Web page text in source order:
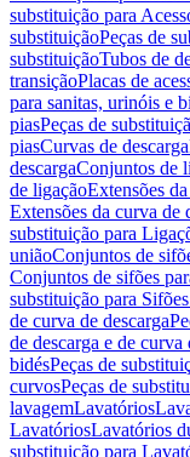
substituição para
substituiçãoPeças de
substituiçãoTubos de
transiçãoPlacas de
para sanitas, urinóis e
piasPeças de
piasCurvas de descarga
descargaConjuntos de
de ligaçãoExtensões
Extensões da curva de
substituição para
uniãoConjuntos de
Conjuntos de sifões
substituição para
de curva de descarga
de descarga e de curva
bidésPeças de
curvosPeças de
lavagemLavatórios
LavatóriosLavatórios
substituição para